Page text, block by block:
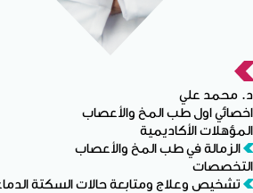
د. محمد علي
اخصائي اول طب المخ والأعصاب
المؤهلات الأكاديمية
الزمالة في طب المخ والأعصاب
التخصصات
تشخيص وعلاج ومتابعة حالات السكتة